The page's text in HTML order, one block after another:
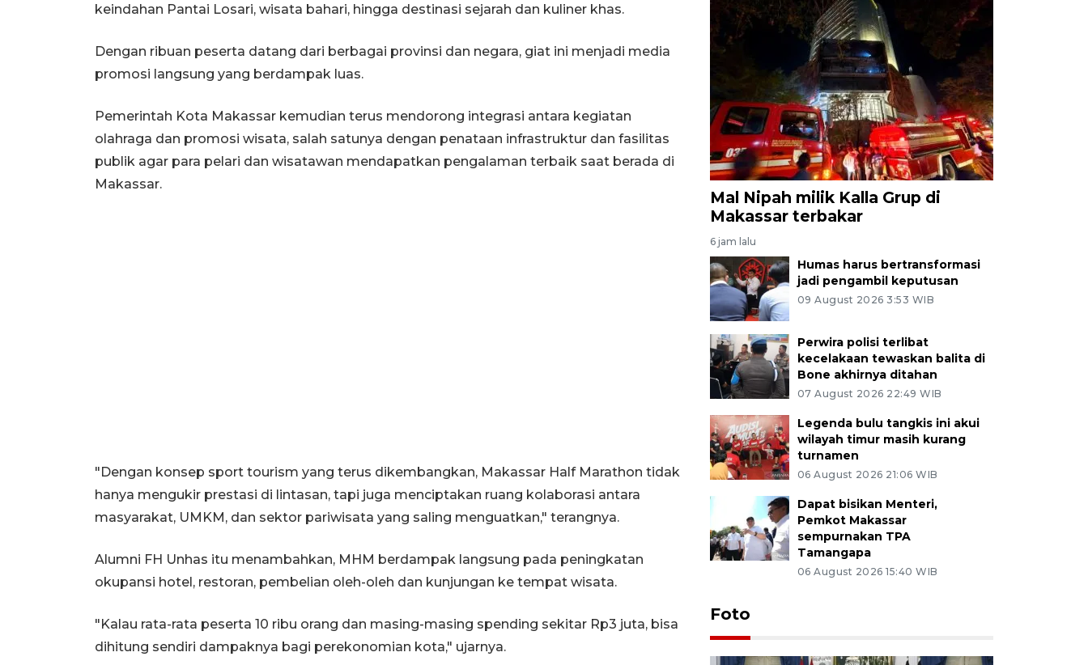
keindahan Pantai Losari, wisata bahari, hingga destinasi sejarah dan kuliner khas.
Dengan ribuan peserta datang dari berbagai provinsi dan negara, giat ini menjadi media
promosi langsung yang berdampak luas.
Pemerintah Kota Makassar kemudian terus mendorong integrasi antara kegiatan
olahraga dan promosi wisata, salah satunya dengan penataan infrastruktur dan fasilitas
publik agar para pelari dan wisatawan mendapatkan pengalaman terbaik saat berada di
Makassar.
"Dengan konsep sport tourism yang terus dikembangkan, Makassar Half Marathon tidak
hanya mengukir prestasi di lintasan, tapi juga menciptakan ruang kolaborasi antara
masyarakat, UMKM, dan sektor pariwisata yang saling menguatkan," terangnya.
Alumni FH Unhas itu menambahkan, MHM berdampak langsung pada peningkatan
okupansi hotel, restoran, pembelian oleh-oleh dan kunjungan ke tempat wisata.
"Kalau rata-rata peserta 10 ribu orang dan masing-masing spending sekitar Rp3 juta, bisa
dihitung sendiri dampaknya bagi perekonomian kota," ujarnya.
Mal Nipah milik Kalla Grup di
Makassar terbakar
6 jam lalu
Humas harus bertransformasi
jadi pengambil keputusan
09 August 2026 3:53 WIB
Perwira polisi terlibat
kecelakaan tewaskan balita di
Bone akhirnya ditahan
07 August 2026 22:49 WIB
Legenda bulu tangkis ini akui
wilayah timur masih kurang
turnamen
06 August 2026 21:06 WIB
Dapat bisikan Menteri,
Pemkot Makassar
sempurnakan TPA
Tamangapa
06 August 2026 15:40 WIB
Foto